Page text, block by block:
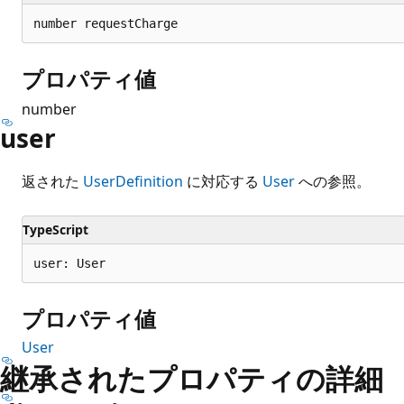
number requestCharge
プロパティ値
number
user
返された UserDefinition に対応する Userへの参照。
TypeScript
user: User
プロパティ値
User
継承されたプロパティの詳細